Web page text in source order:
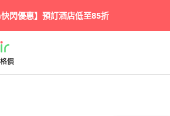
快閃優惠】預訂酒店低至85折
價